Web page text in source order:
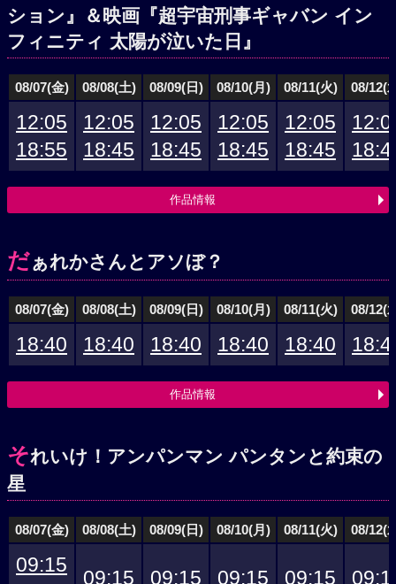
ション』＆映画『超宇宙刑事ギャバン イン
フィニティ 太陽が泣いた日』
08/07(金) 08/08(土) 08/09(日) 08/10(月) 08/11(火) 08/12(
12:05
18:55
12:05
18:45
12:05
18:45
12:05
18:45
12:05
18:45
作品情報
だぁれかさんとアソぼ？
08/07(金) 08/08(土) 08/09(日) 08/10(月) 08/11(火) 08/12(
18:40 18:40 18:40 18:40 18:40
作品情報
それいけ！アンパンマン パンタンと約束の
星
08/07(金) 08/08(土) 08/09(日) 08/10(月) 08/11(火) 08/12(
09:15
09:15 09:15 09:15 09:15